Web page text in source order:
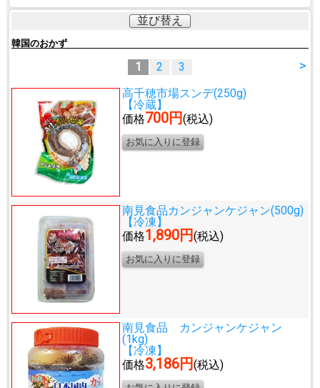
並び替え
韓国のおかず
>
1 2
3
高千穂市場スンデ(250g)
【冷蔵】
価格700円(税込)
南見食品カンジャンケジャン(500g)
【冷凍】
価格1,890円(税込)
南見食品 カンジャンケジャン
(1kg)
【冷凍】
価格3,186円(税込)